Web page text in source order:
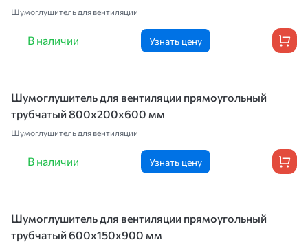
Шумоглушитель для вентиляции
В наличии Узнать цену
Шумоглушитель для вентиляции прямоугольный
трубчатый 800х200х600 мм
Шумоглушитель для вентиляции
В наличии Узнать цену
Шумоглушитель для вентиляции прямоугольный
трубчатый 600х150х900 мм